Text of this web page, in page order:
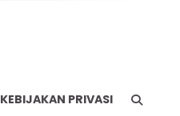
KEBIJAKAN PRIVASI